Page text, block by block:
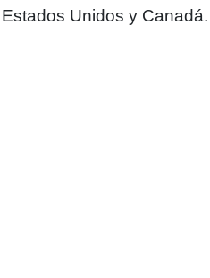
Unidos y Canadá.